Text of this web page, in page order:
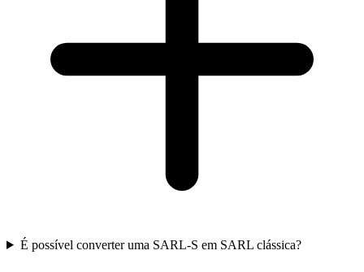
É possível converter uma SARL-S em SARL clássica?